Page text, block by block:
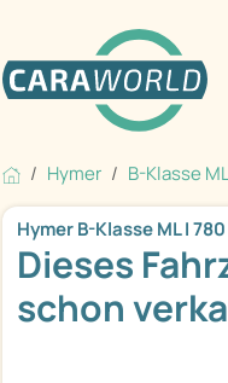
Hymer B-Klasse
Hymer B-Klasse ML I 780
Dieses
schon